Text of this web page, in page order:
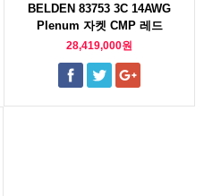
BELDEN 83753 3C 14AWG
Plenum 자켓 CMP 레드
28,419,000원